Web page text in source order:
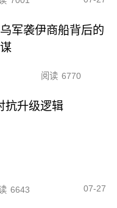
军袭伊商船背后的
阅读 6770
抗升级逻辑
6643 07-27